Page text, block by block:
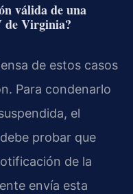
válida de una
de Virginia?
de estos casos
Para condenarlo
el
probar que
de la
envía esta